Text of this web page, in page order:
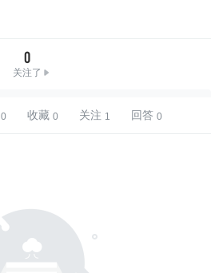
0
关注了
收藏 关注 回答